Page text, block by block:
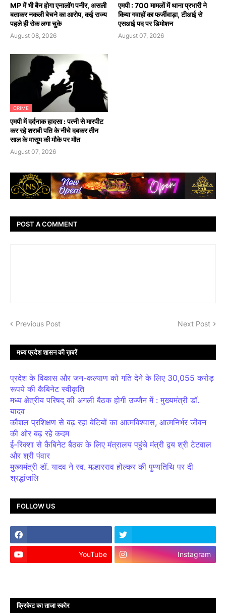
MP में भी बैन होगा एनालॉग पनीर, असली
बताकर नकली बेचने का आरोप, कई राज्य
पहले ही रोक लगा चुके
August 08, 2026
एमपी : 700 मामलों में थाना प्रभारी ने
किया गवाहों का फर्जीवाड़ा, टीआई से
एसआई पद पर डिमोशन
August 07, 2026
CRIME
एमपी में दर्दनाक हादसा : पत्नी से मारपीट
कर रहे शराबी पति के नीचे दबकर तीन
साल के मासूम की मौके पर मौत
August 07, 2026
POST A COMMENT
Previous Post Next Post
मध्य प्रदेश शासन की ख़बरें
प्रदेश के विकास और जन-कल्याण को गति देने के लिए 30,055 करोड़
रूपये की कैबिनेट स्वीकृति
मध्य क्षेत्रीय परिषद् की अगली बैठक होगी उज्जैन में : मुख्यमंत्री डॉ.
यादव
कौशल प्रशिक्षण से बढ़ रहा बेटियों का आत्मविश्वास, आत्मनिर्भर जीवन
की ओर बढ़ रहे कदम
ई-रिक्शा से कैबिनेट बैठक के लिए मंत्रालय पहुंचे मंत्री द्वय श्री टेटवाल
और श्री पंवार
मुख्यमंत्री डॉ. यादव ने स्व. मल्हारराव होल्कर की पुण्यतिथि पर दी
श्रद्धांजलि
FOLLOW US
YouTube Instagram
क्रिकेट का ताजा स्कोर